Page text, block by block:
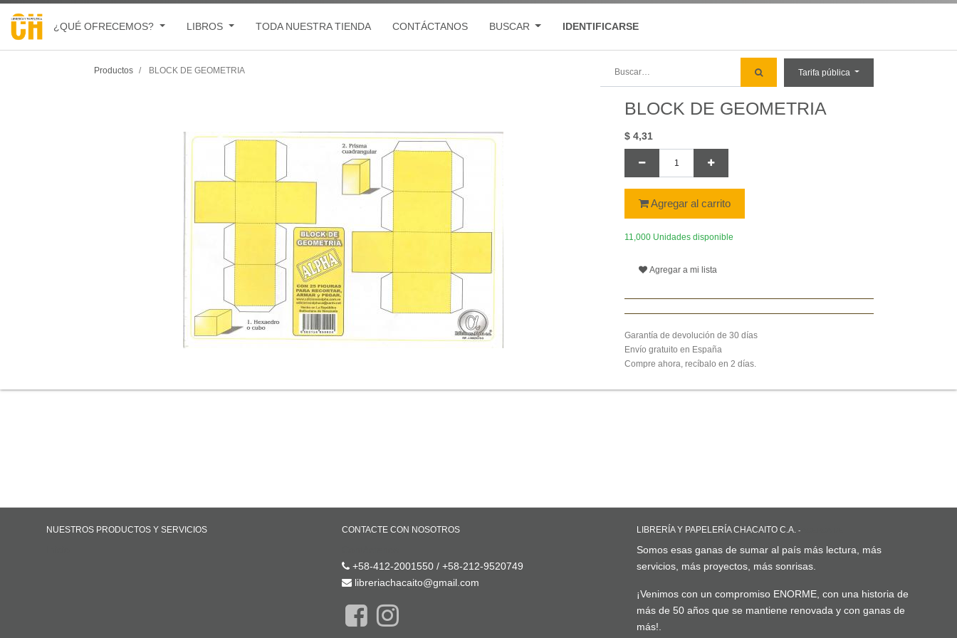
¿QUÉ OFRECEMOS? LIBROS TODA NUESTRA TIENDA CONTÁCTANOS BUSCAR IDENTIFICARSE
Productos BLOCK DE GEOMETRIA Tarifa pública
BLOCK DE GEOMETRIA
$ 4,31
Agregar al carrito
11,000 Unidades disponible
Agregar a mi lista
Garantía de devolución de 30 días
Envío gratuito en España
Compre ahora, recíbalo en 2 días.
NUESTROS PRODUCTOS Y SERVICIOS CONTACTE CON NOSOTROS
+58-412-2001550 / +58-212-9520749
libreriachacaito@gmail.com
LIBRERÍA Y PAPELERÍA CHACAITO C.A. -
Somos esas ganas de sumar al país más lectura, más
servicios, más proyectos, más sonrisas.
¡Venimos con un compromiso ENORME, con una historia de
más de 50 años que se mantiene renovada y con ganas de
más!.